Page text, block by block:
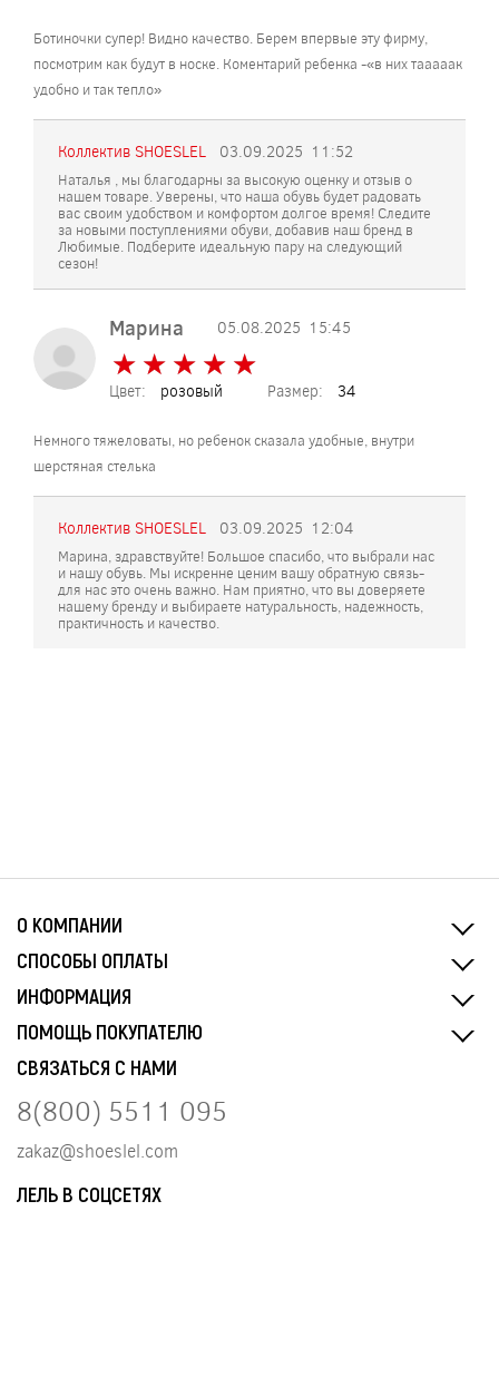
Ботиночки супер! Видно качество. Берем впервые эту фирму,
посмотрим как будут в носке. Коментарий ребенка -«в них тааааак
удобно и так тепло»
Коллектив SHOESLEL 03.09.2025 11:52
Наталья , мы благодарны за высокую оценку и отзыв о
нашем товаре. Уверены, что наша обувь будет радовать
вас своим удобством и комфортом долгое время! Следите
за новыми поступлениями обуви, добавив наш бренд в
Любимые. Подберите идеальную пару на следующий
сезон!
Марина 05.08.2025 15:45
★ ★ ★ ★ ★
★ ★ ★ ★ ★
Цвет: розовый Размер: 34
Немного тяжеловаты, но ребенок сказала удобные, внутри
шерстяная стелька
Коллектив SHOESLEL 03.09.2025 12:04
Марина, здравствуйте! Большое спасибо, что выбрали нас
и нашу обувь. Мы искренне ценим вашу обратную связь-
для нас это очень важно. Нам приятно, что вы доверяете
нашему бренду и выбираете натуральность, надежность,
практичность и качество.
О КОМПАНИИ
СПОСОБЫ ОПЛАТЫ
ИНФОРМАЦИЯ
ПОМОЩЬ ПОКУПАТЕЛЮ
СВЯЗАТЬСЯ С НАМИ
8(800) 5511 095
zakaz@shoeslel.com
ЛЕЛЬ В СОЦСЕТЯХ